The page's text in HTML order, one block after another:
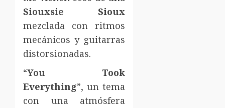
Siouxsie Sioux
mezclada con ritmos
mecánicos y guitarras
distorsionadas.
“You Took
Everything”, un tema
con una atmósfera